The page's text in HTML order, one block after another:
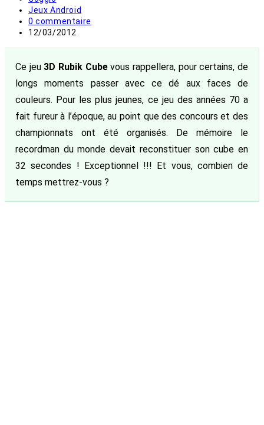
de
la
publication :
Post
category:
Jeux Android
Commentaires
de
0 commentaire
Publication
12/03/2012
Ce jeu 3D Rubik Cubevous rappellera, pour certains, de
longs moments passer avec ce dé aux faces de
couleurs. Pour les plus jeunes, ce jeu des années 70 a
fait fureur à l’époque, au point que des concours et des
championnats ont été organisés. De mémoire le
recordman du monde devait reconstituer son cube en
32 secondes ! Exceptionnel !!! Et vous, combien de
temps mettrez-vous ?